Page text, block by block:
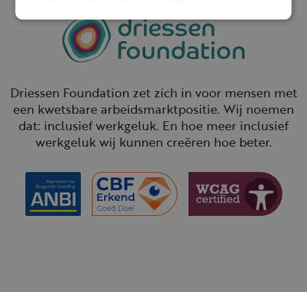
Driessen Foundation zet zich in voor mensen met
een kwetsbare arbeidsmarktpositie. Wij noemen
dat: inclusief werkgeluk. En hoe meer inclusief
werkgeluk wij kunnen creëren hoe beter.